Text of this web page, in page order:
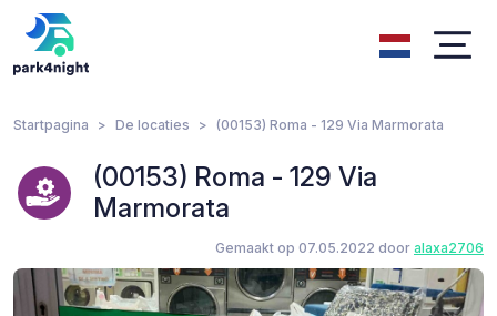
Startpagina De locaties (00153) Roma - 129 Via Marmorata
(00153) Roma - 129 Via
Marmorata
Gemaakt op 07.05.2022 door alaxa2706